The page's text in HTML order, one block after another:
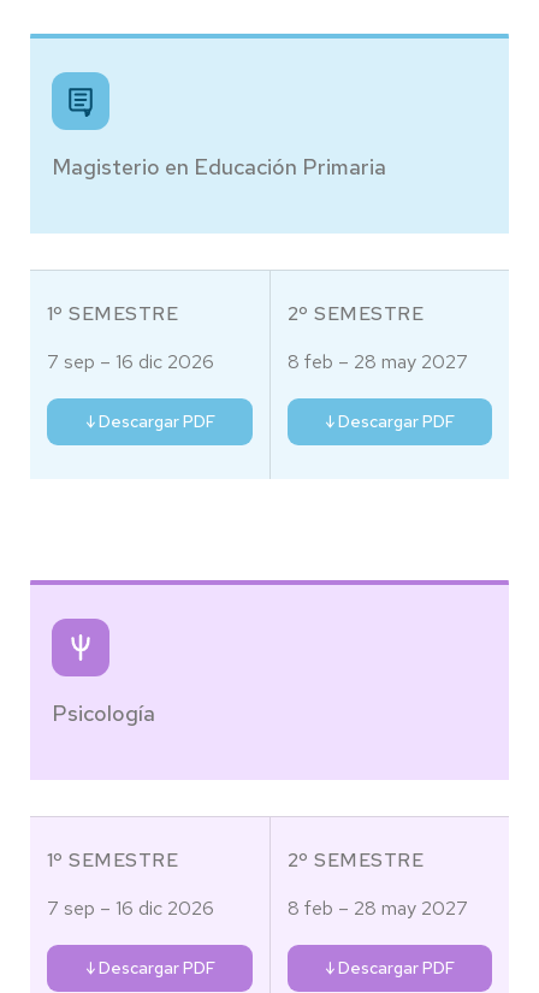
Magisterio en Educación Primaria
1º SEMESTRE
7 sep – 16 dic 2026
↓ Descargar PDF
2º SEMESTRE
8 feb – 28 may 2027
↓ Descargar PDF
Psicología
1º SEMESTRE
7 sep – 16 dic 2026
↓ Descargar PDF
2º SEMESTRE
8 feb – 28 may 2027
↓ Descargar PDF